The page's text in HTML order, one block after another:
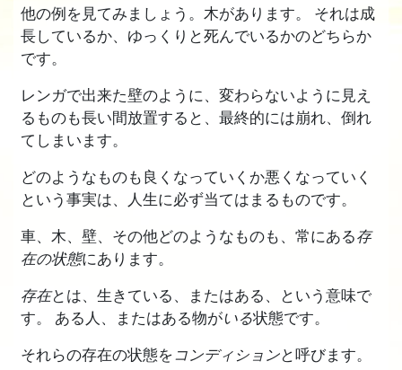
他の例を見てみましょう。木があります。 それは成
長しているか、ゆっくりと死んでいるかのどちらか
です。
レンガで出来た壁のように、変わらないように見え
るものも長い間放置すると、最終的には崩れ、倒れ
てしまいます。
どのようなものも良くなっていくか悪くなっていく
という事実は、人生に必ず当てはまるものです。
車、木、壁、その他どのようなものも、常にある存
在の状態にあります。
存在とは、生きている、またはある、という意味で
す。 ある人、またはある物がいる状態です。
それらの存在の状態をコンディションと呼びます。